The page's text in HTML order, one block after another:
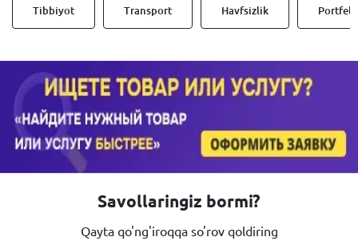
Tibbiyot Transport Havfsizlik
Savollaringiz bormi?
Qayta qo'ng'iroqqa so'rov qoldiring